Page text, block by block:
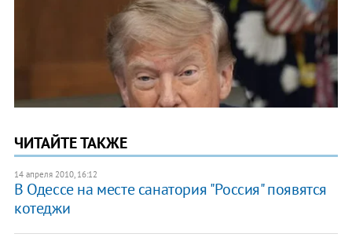
ЧИТАЙТЕ ТАКЖЕ
14 апреля 2010, 16:12
В Одессе на месте санатория "Россия" появятся
котеджи